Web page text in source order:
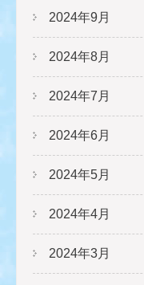
2024年9月
2024年8月
2024年7月
2024年6月
2024年5月
2024年4月
2024年3月